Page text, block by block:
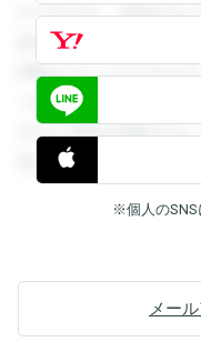
ができます。登録する
録すると回答を閲覧す
閲覧することができま
できます。登録すると
すると回答を閲覧する
覧することができます。
※個人のSNS
メー